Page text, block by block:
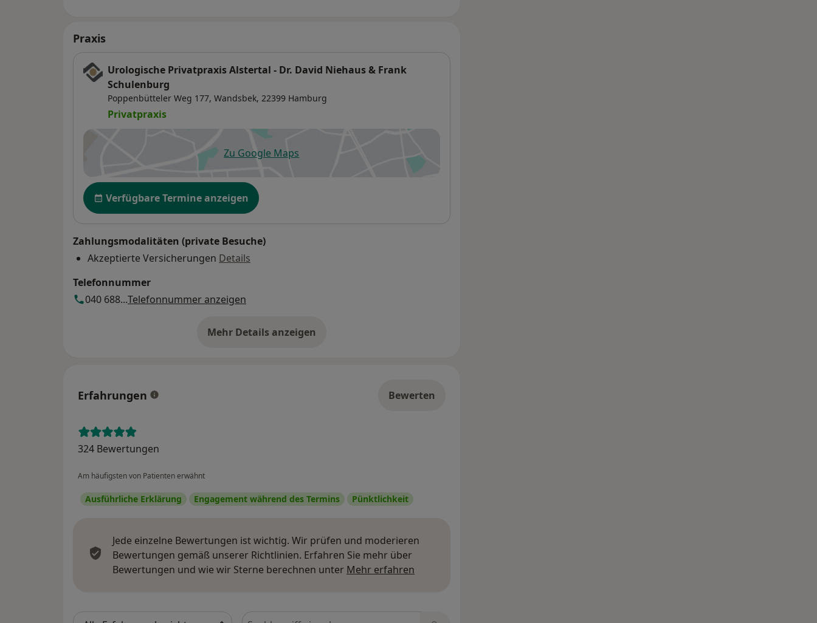
Praxis
Urologische Privatpraxis Alstertal - Dr. David Niehaus & Frank
Schulenburg
Poppenbütteler Weg 177, Wandsbek, 22399 Hamburg
Privatpraxis
Zu Google Mapsöffnet in einer neuen Registerkarte
Verfügbarkeit
Verfügbare Termine anzeigen
Zahlungsmodalitäten (private Besuche)
Akzeptierte Versicherungen Details
Telefonnummer
040 688...Telefonnummer anzeigen
Mehr Details anzeigen
über die Adresse
Erfahrungen Bewerten
324 Bewertungen
Am häufigsten von Patienten erwähnt
Ausführliche Erklärung Engagement während des Termins Pünktlichkeit
Jede einzelne Bewertungen ist wichtig. Wir prüfen und moderieren
Bewertungen gemäß unserer Richtlinien. Erfahren Sie mehr über
Bewertungen und wie wir Sterne berechnen unter Mehr erfahren
Bewertungen durchsuchen